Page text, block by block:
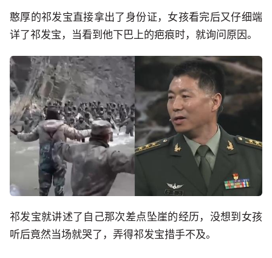
憨厚的祁发宝直接拿出了身份证，女孩看完后又仔细端
详了祁发宝，当看到他下巴上的疤痕时，就询问原因。
祁发宝就讲述了自己那次差点坠崖的经历，没想到女孩
听后竟然当场就哭了，弄得祁发宝措手不及。